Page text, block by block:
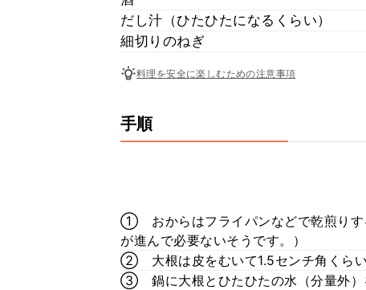
だし汁（ひたひたになるくらい）
細切りのねぎ
料理を安全に楽しむための注意事項
手順
① おからはフライパンなどで乾煎りす
が進んで必要ないそうです。）
② 大根は皮をむいて1.5センチ角くら
③ 鍋に大根とひたひたの水（分量外）